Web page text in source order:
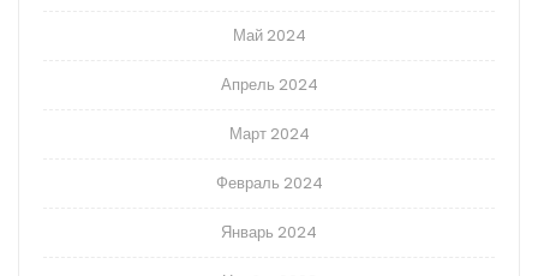
Май 2024
Апрель 2024
Март 2024
Февраль 2024
Январь 2024